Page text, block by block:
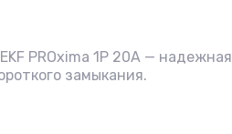
PROxima 1P 20А — надежная
замыкания.